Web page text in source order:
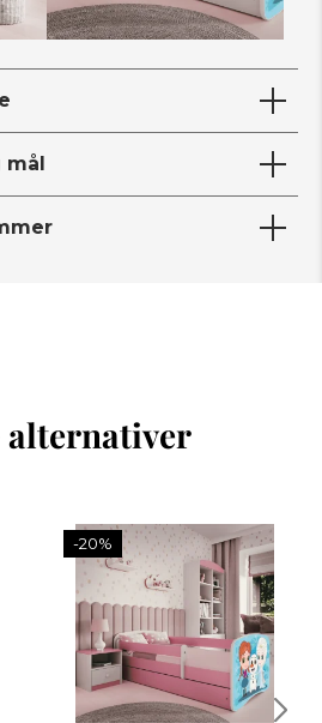
mål
alternativer
-20%